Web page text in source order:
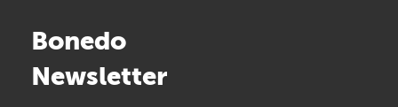
Arturia
the t.bone
Bonedo
Newsletter